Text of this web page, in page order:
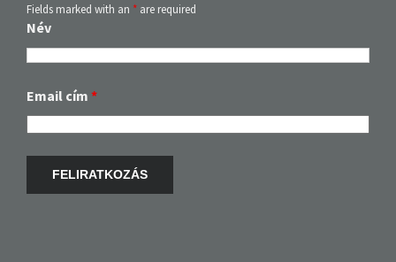
Fields marked with an * are required
Név
Email cím *